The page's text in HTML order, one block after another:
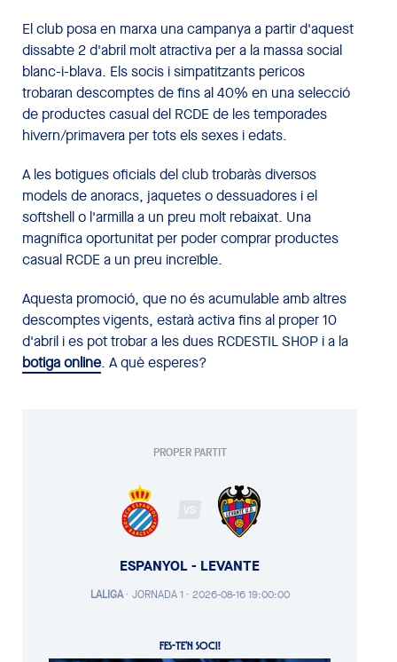
El club posa en marxa una campanya a partir d'aquest
dissabte 2 d'abril molt atractiva per a la massa social
blanc-i-blava. Els socis i simpatitzants pericos
trobaran descomptes de fins al 40% en una selecció
de productes casual del RCDE de les temporades
hivern/primavera per tots els sexes i edats.
A les botigues oficials del club trobaràs diversos
models de anoracs, jaquetes o dessuadores i el
softshell o l'armilla a un preu molt rebaixat. Una
magnífica oportunitat per poder comprar productes
casual RCDE a un preu increïble.
Aquesta promoció, que no és acumulable amb altres
descomptes vigents, estarà activa fins al proper 10
d'abril i es pot trobar a les dues RCDESTIL SHOP i a la
botiga online. A què esperes?
PROPER PARTIT
VS
ESPANYOL - LEVANTE
LALIGA· JORNADA 1 · 2026-08-16 19:00:00
FES-TE'N SOCI!